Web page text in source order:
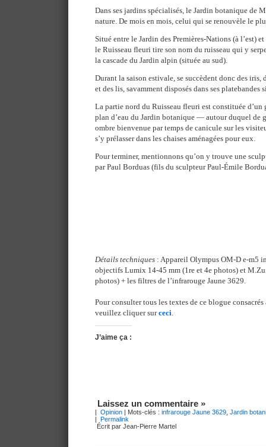
Dans ses jardins spécialisés, le Jardin botanique de
nature. De mois en mois, celui qui se renouvèle le
Situé entre le Jardin des Premières-Nations (à l’est)
le Ruisseau fleuri tire son nom du ruisseau qui y
la cascade du Jardin alpin (située au sud).
Durant la saison estivale, se succèdent donc des iris,
et des lis, savamment disposés dans ses platebandes
La partie nord du Ruisseau fleuri est constituée
plan d’eau du Jardin botanique — autour duquel de
ombre bienvenue par temps de canicule sur les
s’y prélasser dans les chaises aménagées pour eux.
Pour terminer, mentionnons qu’on y trouve une
par Paul Borduas (fils du sculpteur Paul-Émile
Détails techniques : Appareil Olympus OM-D e-m5
objectifs Lumix 14-45 mm (1re et 4e photos) et
photos) + les filtres de l’infrarouge Jaune 3629.
Pour consulter tous les textes de ce blogue
veuillez cliquer surceci.
J’aime ça :
Laissez un commentaire »
| Opinion | Mots-clés : infrarouge Jaune 3629 Jardin
| Permalink
Écrit par Jean-Pierre Martel